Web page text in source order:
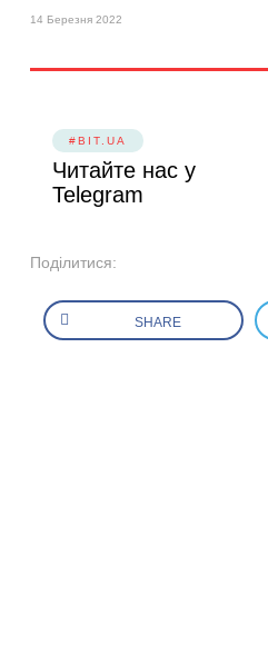
14 Березня 2022
#BIT.UA
Читайте нас у
Telegram
Поділитися:
SHARE